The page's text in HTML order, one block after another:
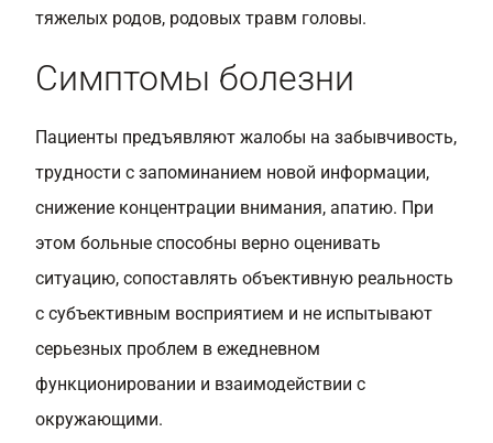
тяжелых родов, родовых травм головы.
Симптомы болезни
Пациенты предъявляют жалобы на забывчивость,
трудности с запоминанием новой информации,
снижение концентрации внимания, апатию. При
этом больные способны верно оценивать
ситуацию, сопоставлять объективную реальность
с субъективным восприятием и не испытывают
серьезных проблем в ежедневном
функционировании и взаимодействии с
окружающими.